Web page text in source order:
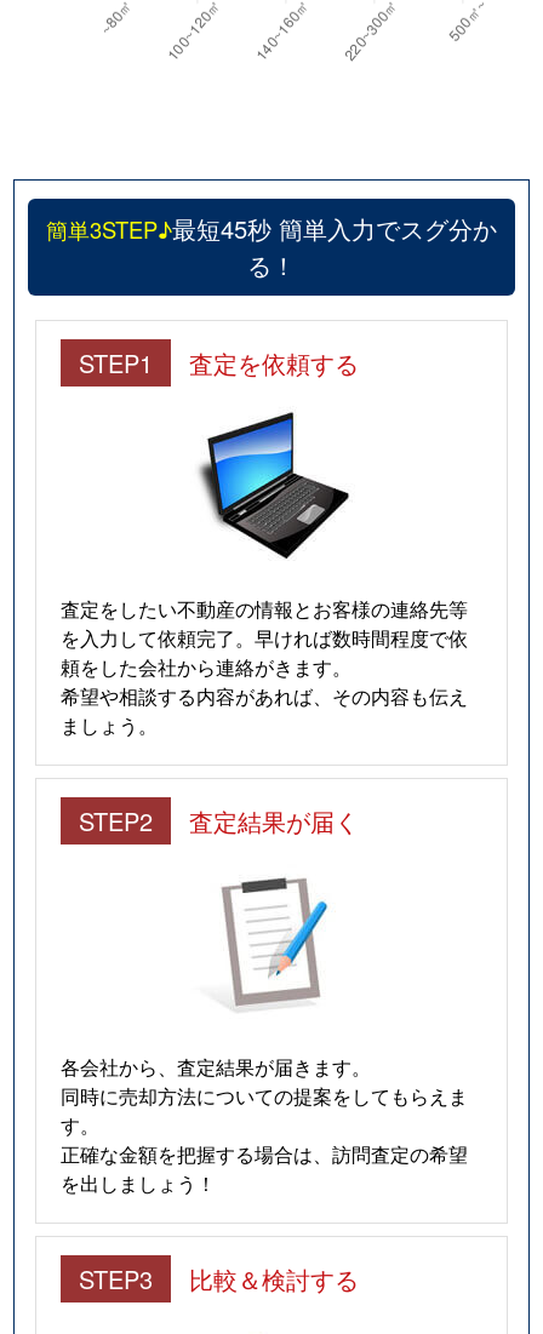
簡単3STEP♪最短45秒 簡単入力でスグ分か
る！
STEP1 査定を依頼する
査定をしたい不動産の情報とお客様の連絡先等
を入力して依頼完了。早ければ数時間程度で依
頼をした会社から連絡がきます。
希望や相談する内容があれば、その内容も伝え
ましょう。
STEP2 査定結果が届く
各会社から、査定結果が届きます。
同時に売却方法についての提案をしてもらえま
す。
正確な金額を把握する場合は、訪問査定の希望
を出しましょう！
STEP3 比較＆検討する